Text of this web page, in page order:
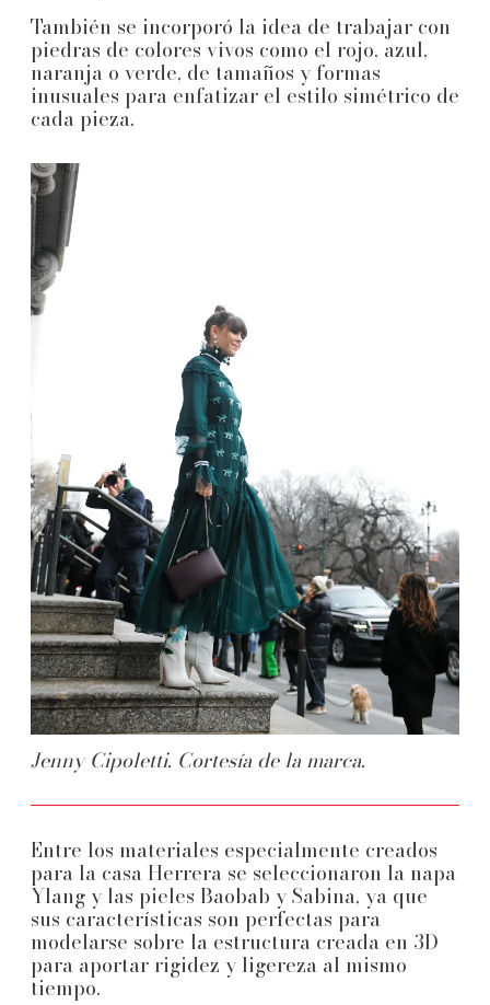
También se incorporó la idea de trabajar con
piedras de colores vivos como el rojo, azul,
naranja o verde, de tamaños y formas
inusuales para enfatizar el estilo simétrico de
cada pieza.
Jenny Cipoletti. Cortesía de la marca.
Entre los materiales especialmente creados
para la casa Herrera se seleccionaron la napa
Ylang y las pieles Baobab y Sabina, ya que
sus características son perfectas para
modelarse sobre la estructura creada en 3D
para aportar rigidez y ligereza al mismo
tiempo.